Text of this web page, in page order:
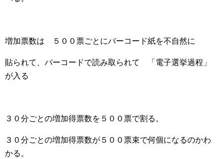
増加票数は ５００票ごとにバーコード紙を不自然に
貼られて、バーコードで読み取られて 「電子選挙過程」
が入る
３０分ごとの増加得票数を５００票で割る。
３０分ごとの増加得票数が５００票束で何個になるのかわ
かる。